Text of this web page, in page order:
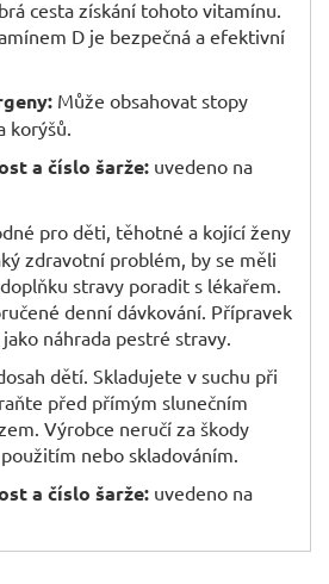
cesta získání tohoto vitamínu.
D je bezpečná a efektivní
Může obsahovat stopy
korýšů.
a číslo šarže: uvedeno na
pro děti, těhotné a kojící ženy
zdravotní problém, by se měli
stravy poradit s lékařem.
denní dávkování. Přípravek
náhrada pestré stravy.
dětí. Skladujete v suchu při
před přímým slunečním
Výrobce neručí za škody
nebo skladováním.
a číslo šarže: uvedeno na